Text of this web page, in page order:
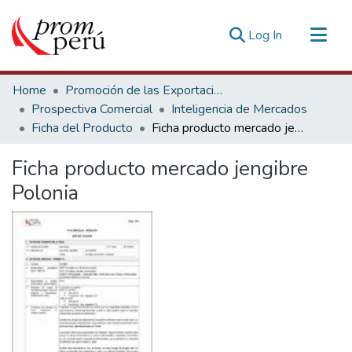
Log In (current)
Communities & Collections
All of DSpace
Statistics
Home
Promoción de las Exportaciones
Prospectiva Comercial
Inteligencia de Mercados
Ficha del Producto
Ficha producto mercado jengibre Polonia
Ficha producto mercado jengibre
Polonia